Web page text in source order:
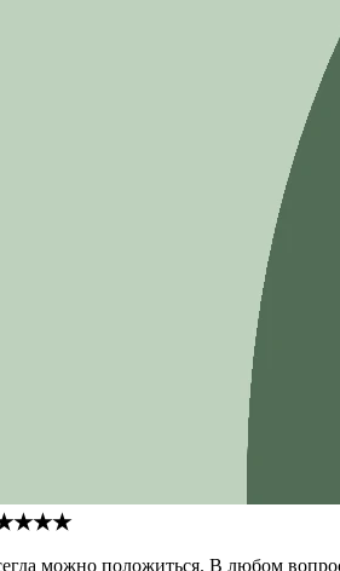
можно положиться. В любом